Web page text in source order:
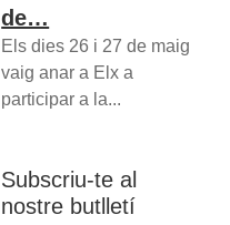
de…
Els dies 26 i 27 de maig
vaig anar a Elx a
participar a la...
Subscriu-te al
nostre butlletí